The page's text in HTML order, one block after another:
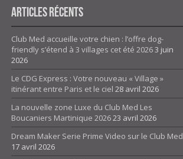
Articles Récents
Club Med accueille votre chien : l’offre dog-
friendly s’étend à 3 villages cet été 20263 juin
2026
Le CDG Express : Votre nouveau « Village »
itinérant entre Paris et le ciel 28 avril 2026
La nouvelle zone Luxe du Club Med Les
Boucaniers Martinique 202623 avril 2026
Dream Maker Serie Prime Video sur le Club Med
17 avril 2026